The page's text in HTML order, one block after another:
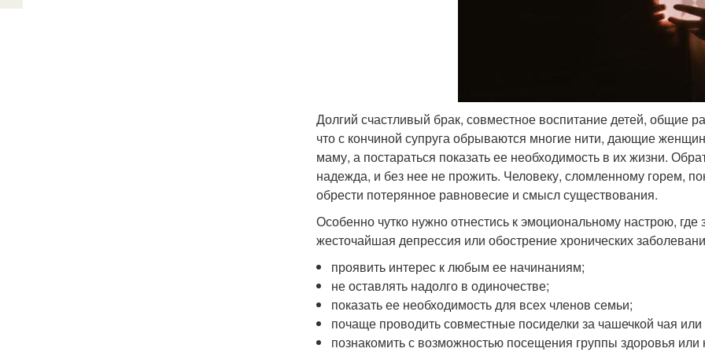
Долгий счастливый брак, совместное воспитание детей, общие
что с кончиной супруга обрываются многие нити, дающие
маму, а постараться показать ее необходимость в их жизни.
надежда, и без нее не прожить. Человеку, сломленному горем,
обрести потерянное равновесие и смысл существования.
Особенно чутко нужно отнестись к эмоциональному настрою,
жесточайшая депрессия или обострение хронических
проявить интерес к любым ее начинаниям;
не оставлять надолго в одиночестве;
показать ее необходимость для всех членов семьи;
почаще проводить совместные посиделки за чашечкой чая
познакомить с возможностью посещения группы здоровья или